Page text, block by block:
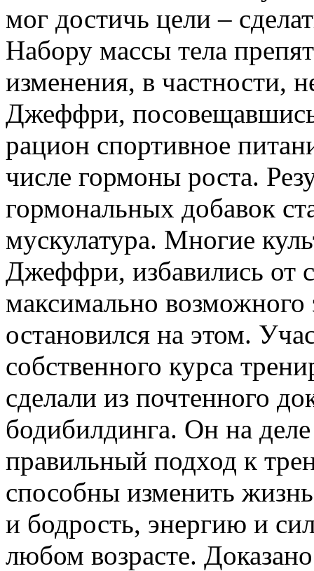
мог достичь цели –
Набору массы тела
изменения, в частности,
Джеффри,
рацион спортивное
числе гормоны роста.
гормональных добавок
мускулатура. Многие
Джеффри, избавились от
максимально возможного
остановился на этом.
собственного курса
сделали из почтенного
бодибилдинга. Он на
правильный подход к
способны изменить
и бодрость, энергию и
любом возрасте.